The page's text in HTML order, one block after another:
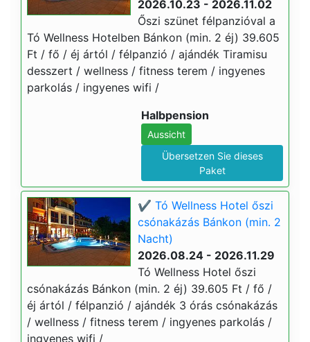
2026.10.23 - 2026.11.02
Őszi szünet félpanzióval a
Tó Wellness Hotelben Bánkon (min. 2 éj) 39.605
Ft / fő / éj ártól / félpanzió / ajándék Tiramisu
desszert / wellness / fitness terem / ingyenes
parkolás / ingyenes wifi /
Halbpension
Aussicht
Übersetzen Sie dieses
Paket
✔️ Tó Wellness Hotel őszi
csónakázás Bánkon (min. 2
Nacht)
2026.08.24 - 2026.11.29
Tó Wellness Hotel őszi
csónakázás Bánkon (min. 2 éj) 39.605 Ft / fő /
éj ártól / félpanzió / ajándék 3 órás csónakázás
/ wellness / fitness terem / ingyenes parkolás /
ingyenes wifi /